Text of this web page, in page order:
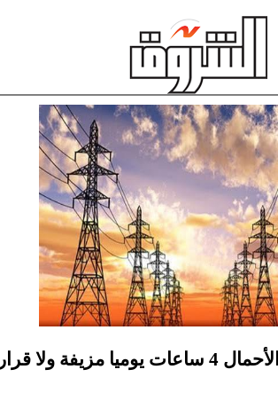
الحكومة: وثيقة تخفيف الأحمال 4 ساعات يوميا مزيفة